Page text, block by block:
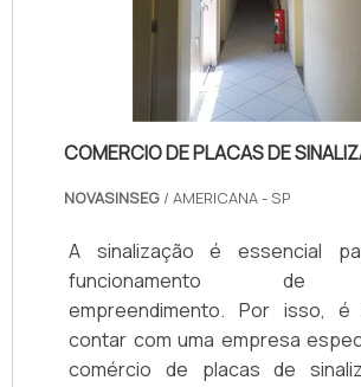
COMERCIO DE PLACAS DE
NOVASINSEG / AMERICANA - SP
A sinalização é essencial
funcionamento de
empreendimento. Por isso, é
contar com uma empresa
comércio de placas de